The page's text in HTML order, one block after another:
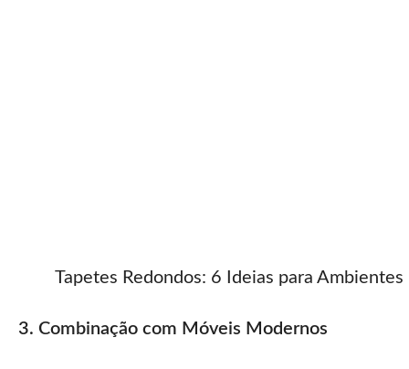
Tapetes Redondos: 6 Ideias para
3. Combinação com Móveis Modernos